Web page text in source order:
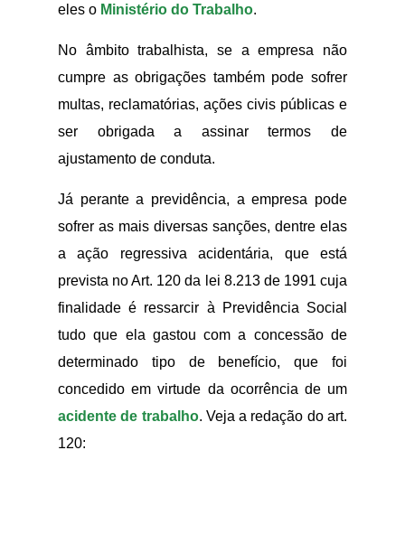
eles o Ministério do Trabalho.
No âmbito trabalhista, se a empresa não
cumpre as obrigações também pode sofrer
multas, reclamatórias, ações civis públicas e
ser obrigada a assinar termos de
ajustamento de conduta.
Já perante a previdência, a empresa pode
sofrer as mais diversas sanções, dentre elas
a ação regressiva acidentária, que está
prevista no Art. 120 da lei 8.213 de 1991 cuja
finalidade é ressarcir à Previdência Social
tudo que ela gastou com a concessão de
determinado tipo de benefício, que foi
concedido em virtude da ocorrência de um
acidente de trabalho. Veja a redação do art.
120: